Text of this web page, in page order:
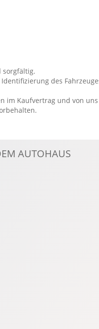
Lenkrad-Schaltwippen
Lichtsensor
Notbremsassistent
sorgfältig.
des
im Kaufvertrag und von
AUTOHAUS